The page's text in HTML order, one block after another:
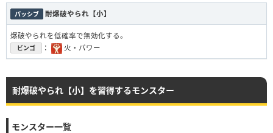
パッシブ 耐爆破やられ【小】
爆破やられを低確率で無効化する。
ビンゴ ： 火・パワー
耐爆破やられ【小】を習得するモンスター
モンスター一覧